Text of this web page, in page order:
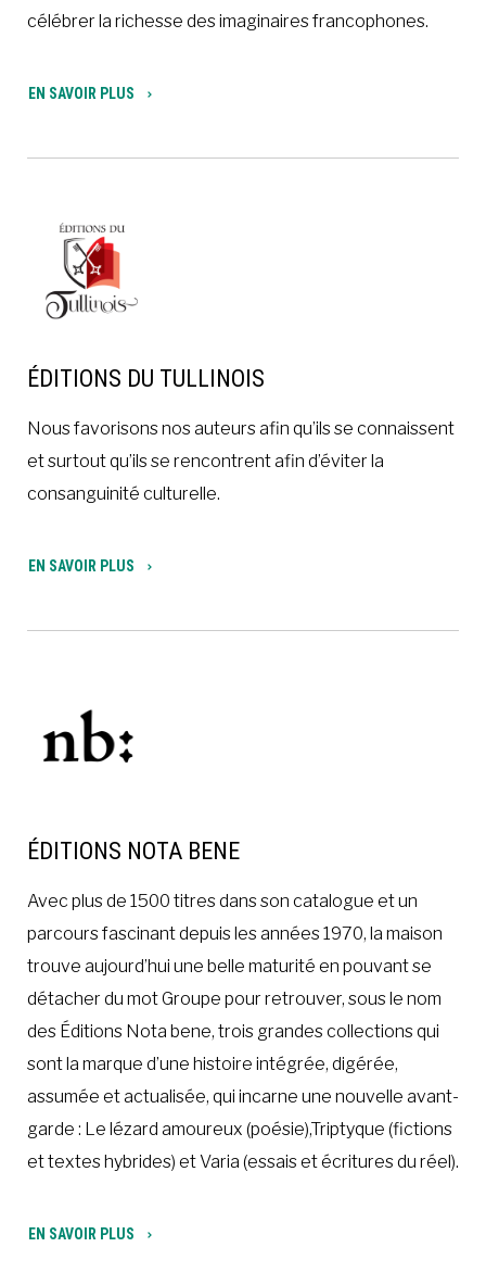
célébrer la richesse des imaginaires francophones.
EN SAVOIR PLUS
ÉDITIONS DU TULLINOIS
Nous favorisons nos auteurs afin qu’ils se connaissent
et surtout qu’ils se rencontrent afin d’éviter la
consanguinité culturelle.
EN SAVOIR PLUS
ÉDITIONS NOTA BENE
Avec plus de 1500 titres dans son catalogue et un
parcours fascinant depuis les années 1970, la maison
trouve aujourd’hui une belle maturité en pouvant se
détacher du mot Groupe pour retrouver, sous le nom
des Éditions Nota bene, trois grandes collections qui
sont la marque d’une histoire intégrée, digérée,
assumée et actualisée, qui incarne une nouvelle avant-
garde : Le lézard amoureux (poésie),Triptyque (fictions
et textes hybrides) et Varia (essais et écritures du réel).
EN SAVOIR PLUS